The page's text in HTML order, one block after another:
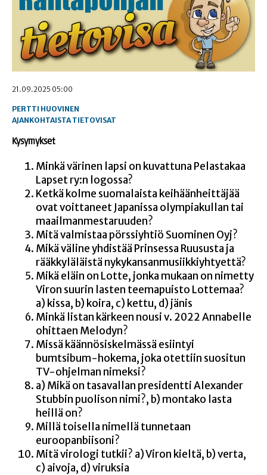
21.09.2025 05:00
PERTTI HUOVINEN
AJANKOHTAISTA TIETOVISAT
Kysy­myk­set
Min­kä väri­nen lap­si on kuvat­tu­na Pelas­ta­kaa
Lap­set ry:n logossa?
Ket­kä kol­me suo­ma­lais­ta kei­hään­heit­tä­jää
ovat voit­ta­neet Japa­nis­sa olym­pia­kul­lan tai
maailmanmestaruuden?
Mitä val­mis­taa pörs­siyh­tiö Suo­mi­nen Oyj?
Mikä väli­ne yhdis­tää Prin­ses­sa Ruusus­ta ja
rääk­ky­lä­läis­tä nykykansanmusiikkiyhtyettä?
Mikä eläin on Lot­te, jon­ka mukaan on nimet­ty
Viron suu­rin las­ten tee­ma­puis­to Lot­te­maa?
a) kis­sa, b) koi­ra, c) ket­tu, d) jänis
Min­kä lis­tan kär­keen nousi v. 2022 Anna­bel­le
ohit­taen Melodyn?
Mis­sä kään­nö­sis­kel­mäs­sä esiin­tyi
bumt­si­bum-hoke­ma, joka otet­tiin suo­si­tun
TV-ohjel­man nimeksi?
a) Mikä on tasa­val­lan pre­si­dent­ti Alexan­der
Stub­bin puo­li­son nimi?, b) mon­ta­ko las­ta
heil­lä on?
Mil­lä toi­sel­la nimel­lä tun­ne­taan
euroopanbiisoni?
Mitä viro­lo­gi tut­kii? a) Viron kiel­tä, b) ver­ta,
c) aivo­ja, d) viruksia